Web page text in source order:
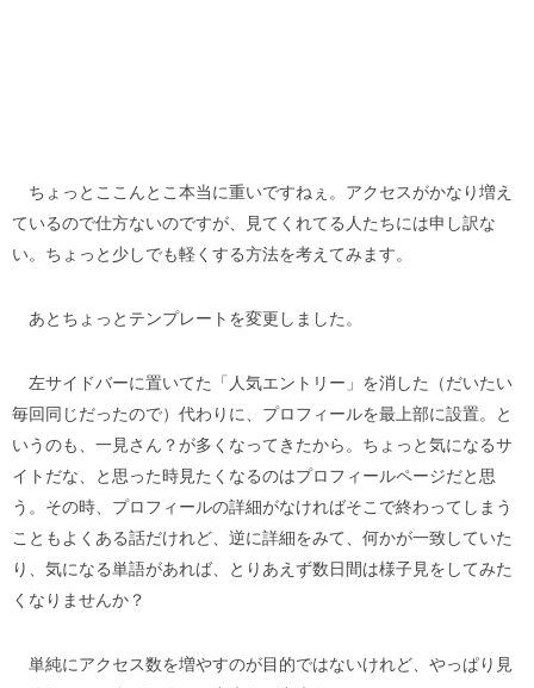
ちょっとここんとこ本当に重いですねぇ。アクセスがかなり増え
ているので仕方ないのですが、見てくれてる人たちには申し訳な
い。ちょっと少しでも軽くする方法を考えてみます。
あとちょっとテンプレートを変更しました。
左サイドバーに置いてた「人気エントリー」を消した（だいたい
毎回同じだったので）代わりに、プロフィールを最上部に設置。と
いうのも、一見さん？が多くなってきたから。ちょっと気になるサ
イトだな、と思った時見たくなるのはプロフィールページだと思
う。その時、プロフィールの詳細がなければそこで終わってしまう
こともよくある話だけれど、逆に詳細をみて、何かが一致していた
り、気になる単語があれば、とりあえず数日間は様子見をしてみた
くなりませんか？
単純にアクセス数を増やすのが目的ではないけれど、やっぱり見